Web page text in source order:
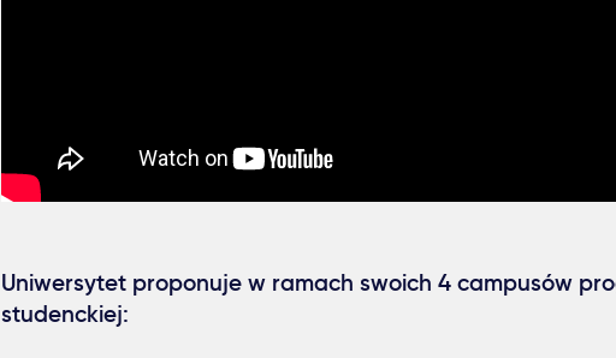
Uniwersytet proponuje w ramach swoich 4 campusów
studenckiej: